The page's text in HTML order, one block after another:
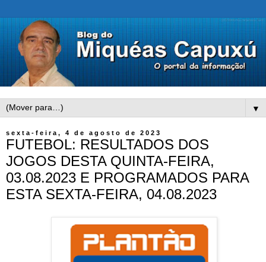
▼
sexta-feira, 4 de agosto de 2023
FUTEBOL: RESULTADOS DOS
JOGOS DESTA QUINTA-FEIRA,
03.08.2023 E PROGRAMADOS PARA
ESTA SEXTA-FEIRA, 04.08.2023